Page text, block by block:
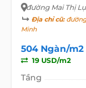
đường Mai Thị
Địa chỉ cũ:đường
Minh
504 Ngàn/m2
19 USD/m2
Tầng